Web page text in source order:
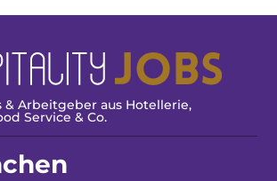
& Arbeitgeber aus Hotellerie,
Service & Co.